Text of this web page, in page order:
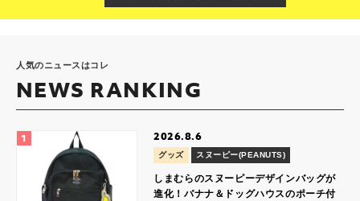
人気のニュースはコレ
NEWS RANKING
2026.8.6
グッズ スヌーピー(PEANUTS)
しまむらのスヌーピーデザインバッグが
進化！バナナ＆ドッグハウスのポーチ付